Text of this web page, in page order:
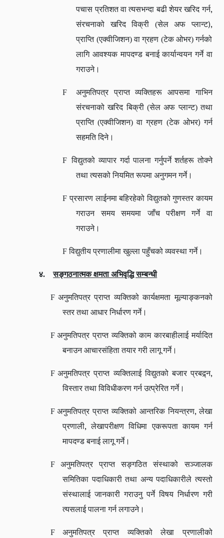
पचास प्रतिशत वा त्यसभन्दा बढी शेयर खरिद गर्न,
संरचनाको खरिद विक्री (सेल अफ प्लान्ट),
प्राप्ति (एक्वीजिशन) वा ग्रहण (टेक ओभर) गर्नको
लागि आवश्यक मापदण्ड बनाई कार्यान्वयन गर्ने वा
गराउने।
F
अनुमतिपत्र प्राप्त व्यक्तिहरू आपसमा गाभिन
संरचनाको खरिद बिक्री (सेल अफ प्लान्ट) तथा
प्राप्ति (एक्वीजिशन) वा ग्रहण (टेक ओभर)गर्न
सहमति दिने।
F विद्युतको व्यापार गर्दा पालना गर्नुपर्ने शर्तहरू तोक्ने
तथा त्यसको नियमित रूपमा अनुगमन गर्ने।
F प्रसारण लाईनमा बहिरहेको विद्युतको गुणस्तर कायम
गराउन समय समयमा जाँच परीक्षण गर्ने वा
गराउने।
F विद्युतीय प्रणालीमा खुल्ला पहुँचको व्यवस्था गर्ने।
४. सङ्गठनात्मक क्षमता अभिवृद्धि सम्बन्धी
F अनुमतिपत्र प्राप्त व्यक्तिको कार्यक्षमता मूल्याङ्कनको
स्तर तथा आधार निर्धारण गर्ने।
F अनुमतिपत्र प्राप्त व्यक्तिको काम कारबाहीलाई मर्यादित
बनाउन आचारसंहिता तयार गरी लागू गर्ने।
F अनुमतिपत्र प्राप्त व्यक्तिलाई विद्युतको बजार प्रबद्र्न,
विस्तार तथा विविधीकरण गर्न उत्प्रेरित गर्ने।
F अनुमतिपत्र प्राप्त व्यक्तिको आन्तरिक नियन्त्रण,लेखा
प्रणाली,लेखापरीक्षण विधिमा एकरूपता कायम गर्न
मापदण्ड बनाई लागू गर्ने।
F
अनुमतिपत्र प्राप्त सङ्गठित संस्थाको सञ्जालक
समितिका पदाधिकारी तथा अन्य पदाधिकारीले त्यस्तो
संस्थालाई जानकारी गराउनु पर्ने विषय निर्धारण गरी
त्यसलाई पालना गर्न लगाउने।
F
अनुमतिपत्र प्राप्त व्यक्तिको लेखा प्रणालीको